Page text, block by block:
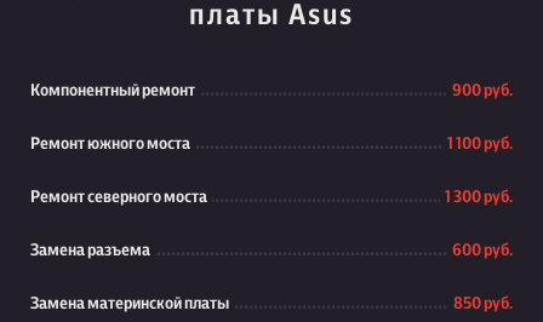
платы Asus
Компонентный ремонт 900 руб.
Ремонт южного моста 1 100 руб.
Ремонт северного моста 1 300 руб.
Замена разъема 600 руб.
Замена материнской платы 850 руб.